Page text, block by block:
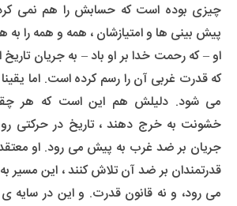
چیزی بوده است که حسابش را هم نمی
پیش بینی ها و امتیازشان ، همه و همه را
او – که رحمت خدا بر او باد – به جریان تاریخ
که قدرت غربی آن را رسم کرده است. اما یقینا
می شود. دلیلش هم این است که هر
خشونت به خرج دهند ، تاریخ در حرکتی
جریان بر ضد غرب به پیش می رود. او
قدرتمندان بر ضد آن تلاش کنند ، این مسیر
می رود، و نه قانون قدرت. و این در